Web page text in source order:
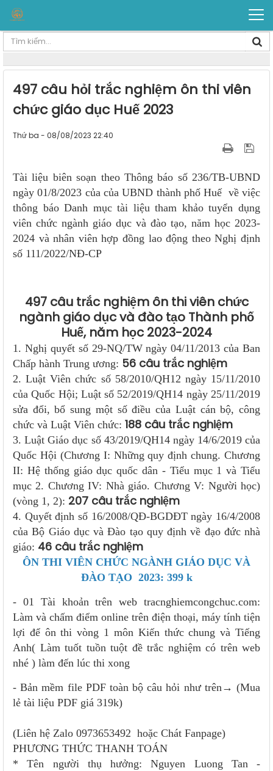
497 câu hỏi trắc nghiệm ôn thi viên
chức giáo dục Huế 2023
Thứ ba - 08/08/2023 22:40
Tài liệu biên soạn theo Thông báo số 236/TB-UBND
ngày 01/8/2023 của của UBND thành phố Huế về việc
thông báo Danh mục tài liệu tham khảo tuyển dụng
viên chức ngành giáo dục và đào tạo, năm học 2023-
2024 và nhân viên hợp đồng lao động theo Nghị định
số 111/2022/NĐ-CP
497 câu trắc nghiệm ôn thi viên chức
ngành giáo dục và đào tạo Thành phố
Huế, năm học 2023-2024
1. Nghị quyết số 29-NQ/TW ngày 04/11/2013 của Ban
Chấp hành Trung ương: 56 câu trắc nghiệm
2. Luật Viên chức số 58/2010/QH12 ngày 15/11/2010
của Quốc Hội; Luật số 52/2019/QH14 ngày 25/11/2019
sửa đổi, bổ sung một số điều của Luật cán bộ, công
chức và Luật Viên chức: 188 câu trắc nghiệm
3. Luật Giáo dục số 43/2019/QH14 ngày 14/6/2019 của
Quốc Hội (Chương I: Những quy định chung. Chương
II: Hệ thống giáo dục quốc dân - Tiểu mục 1 và Tiểu
mục 2. Chương IV: Nhà giáo. Chương V: Người học)
(vòng 1, 2): 207 câu trắc nghiệm
4. Quyết định số 16/2008/QĐ-BGDĐT ngày 16/4/2008
của Bộ Giáo dục và Đào tạo quy định về đạo đức nhà
giáo: 46 câu trắc nghiệm
ÔN THI VIÊN CHỨC NGÀNH GIÁO DỤC VÀ
ĐÀO TẠO 2023: 399 k
- 01 Tài khoản trên web tracnghiemcongchuc.com:
Làm và chấm điểm online trên điện thoại, máy tính tiện
lợi để ôn thi vòng 1 môn Kiến thức chung và Tiếng
Anh( Làm tuốt tuồn tuột đề trắc nghiệm có trên web
nhé ) làm đến lúc thi xong
- Bản mềm file PDF toàn bộ câu hỏi như trên→ (Mua
lẻ tài liệu PDF giá 319k)
(Liên hệ Zalo 0973653492 hoặc Chát Fanpage)
PHƯƠNG THỨC THANH TOÁN
* Tên người thụ hưởng: Nguyen Luong Tan -